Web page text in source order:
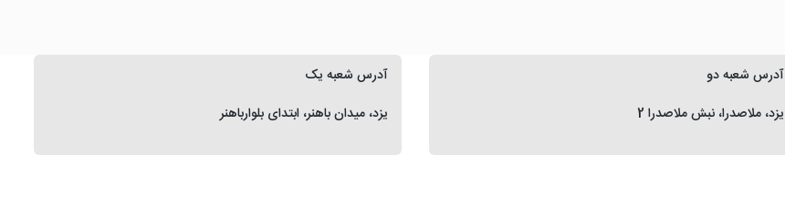
آدرس شعبه یک
یزد، میدان باهنر، ابتدای بلوارباهنر
آدرس شعبه دو
یزد، ملاصدرا، نبش ملاصدرا 2